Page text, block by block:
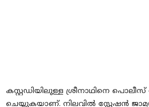
കസ്റ്റഡിയിലുള്ള ശ്രീനാഥിനെ പൊലീസ്
ചെയ്യുകയാണ്. നിലവിൽ സ്റ്റേഷൻ